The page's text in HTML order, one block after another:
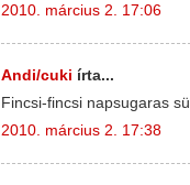
2010. március 2. 17:06
Andi/cuki írta...
Fincsi-fincsi napsugaras
2010. március 2. 17:38